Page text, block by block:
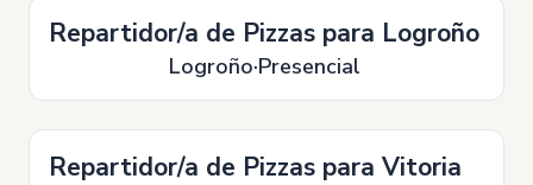
Repartidor/a de Pizzas para Logroño
Logroño Presencial
Repartidor/a de Pizzas para Vitoria